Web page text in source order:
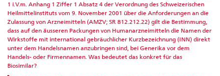
1 i.V.m. Anhang 1 Ziffer 1 Absatz 4 der Verordnung des Schweizerischen
Heilmittelinstituts vom 9. November 2001 über die Anforderungen an die
Zulassung von Arzneimitteln (AMZV; SR 812.212.22) gilt die Bestimmung,
dass auf den äusseren Packungen von Humanarzneimitteln die Namen der
Wirkstoffe mit international gebräuchlicher Kurzbezeichnung (INN) direkt
unter dem Handelsnamen anzubringen sind, bei Generika vor dem
Handels- oder Firmennamen. Was bedeutet das konkret für das
Biosimilar?